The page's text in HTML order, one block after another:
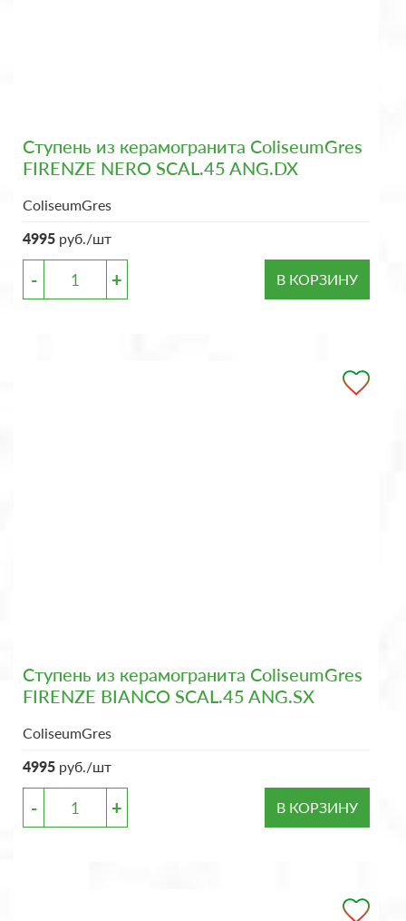
Ступень из керамогранита ColiseumGres
FIRENZE NERO SCAL.45 ANG.DX
ColiseumGres
4995 руб./шт
- + В КОРЗИНУ
Ступень из керамогранита ColiseumGres
FIRENZE BIANCO SCAL.45 ANG.SX
ColiseumGres
4995 руб./шт
- + В КОРЗИНУ